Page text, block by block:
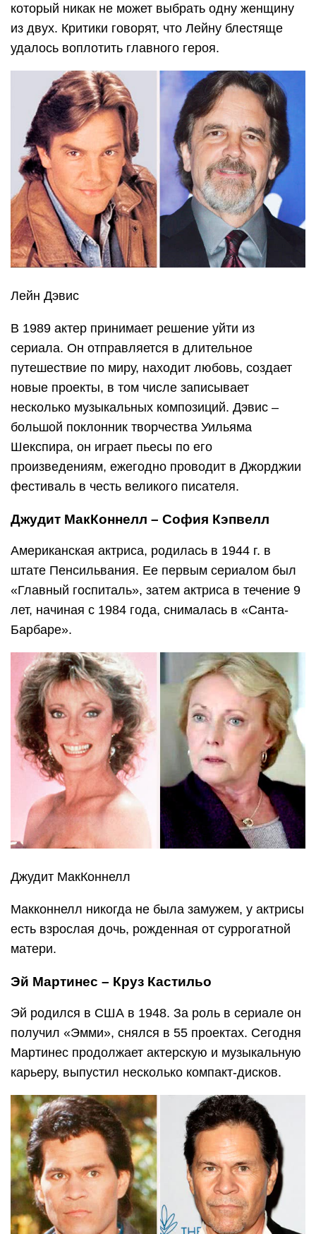
который никак не может выбрать одну женщину
из двух. Критики говорят, что Лейну блестяще
удалось воплотить главного героя.
Лейн Дэвис
В 1989 актер принимает решение уйти из
сериала. Он отправляется в длительное
путешествие по миру, находит любовь, создает
новые проекты, в том числе записывает
несколько музыкальных композиций. Дэвис –
большой поклонник творчества Уильяма
Шекспира, он играет пьесы по его
произведениям, ежегодно проводит в Джорджии
фестиваль в честь великого писателя.
Джудит МакКоннелл – София Кэпвелл
Американская актриса, родилась в 1944 г. в
штате Пенсильвания. Ее первым сериалом был
«Главный госпиталь», затем актриса в течение 9
лет, начиная с 1984 года, снималась в «Санта-
Барбаре».
Джудит МакКоннелл
Макконнелл никогда не была замужем, у актрисы
есть взрослая дочь, рожденная от суррогатной
матери.
Эй Мартинес – Круз Кастильо
Эй родился в США в 1948. За роль в сериале он
получил «Эмми», снялся в 55 проектах. Сегодня
Мартинес продолжает актерскую и музыкальную
карьеру, выпустил несколько компакт-дисков.